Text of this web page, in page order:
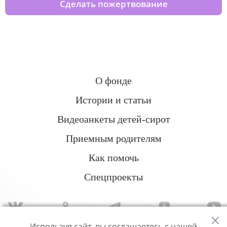
Сделать пожертвование
О фонде
Истории и статьи
Видеоанкеты детей-сирот
Приемным родителям
Как помочь
Спецпроекты